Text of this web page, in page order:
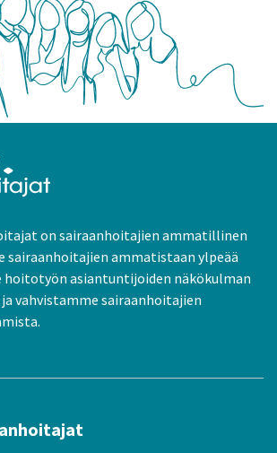
on sairaanhoitajien ammatillinen
sairaanhoitajien ammatistaan ylpeää
hoitotyön asiantuntijoiden näkökulman
vahvistamme sairaanhoitajien